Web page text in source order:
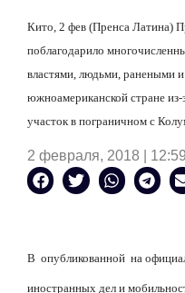
Кито, 2 фев (Пренса Латина)
поблагодарило
властями, людьми, ранеными
южноамериканской стране
участок в пограничном с
2 февраля, 2018 | 12:59
В опубликованной на
иностранных дел и